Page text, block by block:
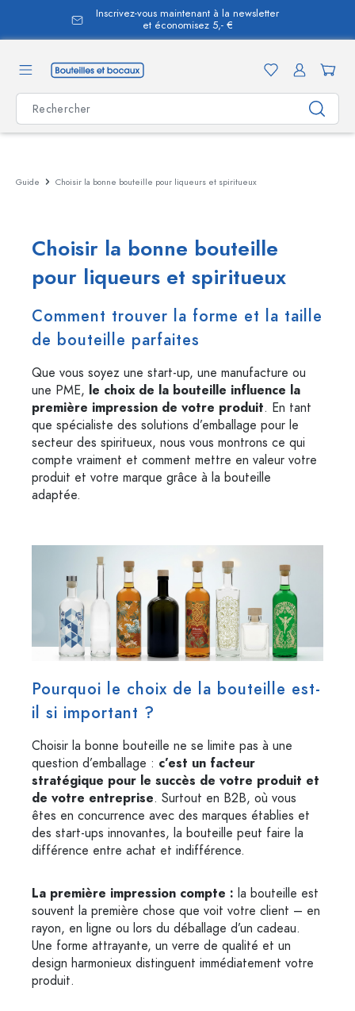
principal
Guide Choisir la bonne bouteille pour liqueurs et spiritueux
Choisir la bonne bouteille
pour liqueurs et spiritueux
Comment trouver la forme et la taille
de bouteille parfaites
Que vous soyez une start-up, une manufacture ou
une PME, le choix de la bouteille influence la
première impression de votre produit. En tant
que spécialiste des solutions d’emballage pour le
secteur des spiritueux, nous vous montrons ce qui
compte vraiment et comment mettre en valeur votre
produit et votre marque grâce à la bouteille
adaptée.
Pourquoi le choix de la bouteille est-
il si important ?
Choisir la bonne bouteille ne se limite pas à une
question d’emballage : c’est un facteur
stratégique pour le succès de votre produit et
de votre entreprise. Surtout en B2B, où vous
êtes en concurrence avec des marques établies et
des start-ups innovantes, la bouteille peut faire la
différence entre achat et indifférence.
La première impression compte : la bouteille est
souvent la première chose que voit votre client – en
rayon, en ligne ou lors du déballage d’un cadeau.
Une forme attrayante, un verre de qualité et un
design harmonieux distinguent immédiatement votre
produit.